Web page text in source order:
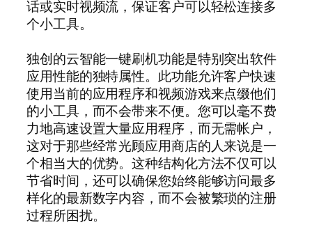
话或实时视频流，保证客户可以轻松连接多
个小工具。
独创的云智能一键刷机功能是特别突出软件
应用性能的独特属性。此功能允许客户快速
使用当前的应用程序和视频游戏来点缀他们
的小工具，而不会带来不便。您可以毫不费
力地高速设置大量应用程序，而无需帐户，
这对于那些经常光顾应用商店的人来说是一
个相当大的优势。这种结构化方法不仅可以
节省时间，还可以确保您始终能够访问最多
样化的最新数字内容，而不会被繁琐的注册
过程所困扰。